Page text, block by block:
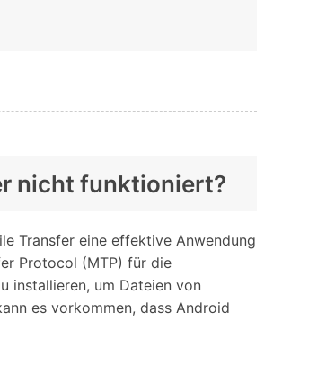
nicht funktioniert?
Transfer eine effektive Anwendung
Protocol (MTP) für die
installieren, um Dateien von
es vorkommen, dass Android